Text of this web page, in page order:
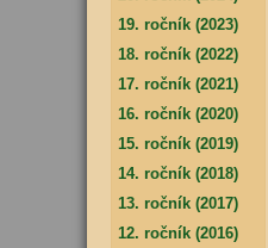
19. ročník (2023)
18. ročník (2022)
17. ročník (2021)
16. ročník (2020)
15. ročník (2019)
14. ročník (2018)
13. ročník (2017)
12. ročník (2016)